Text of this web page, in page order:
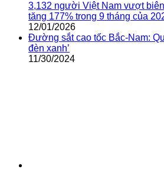
3,132 người Việt Nam vượt
tăng 177% trong 9 tháng của
12/01/2026
Đường sắt cao tốc Bắc-Nam:
đèn xanh’
11/30/2024